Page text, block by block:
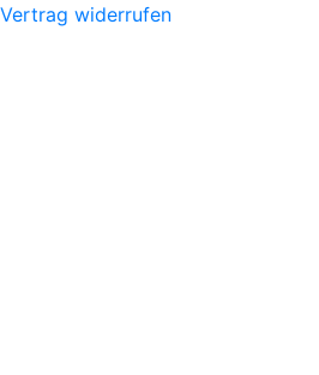
Vertrag widerrufen